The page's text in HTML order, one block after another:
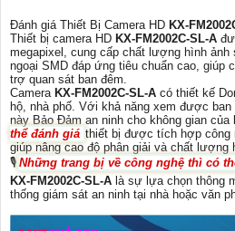
Đánh giá Thiết Bị Camera HD KX-
Thiết bị camera HD KX-FM2002C-SL-A
megapixel, cung cấp chất lượng hình
ngoại SMD đáp ứng tiêu chuẩn cao, giúp
trợ quan sát ban đêm.
Camera KX-FM2002C-SL-A có thiết kế
hộ, nhà phố. Với khả năng xem được
này Bảo Đảm an ninh cho không gian của
thể đánh giá thiết bị được tích hợp công
giúp nâng cao độ phân giải và chất lượng
🎙 Những trang bị về công nghệ thì có
KX-FM2002C-SL-A là sự lựa chọn thông
thống giám sát an ninh tại nhà hoặc văn